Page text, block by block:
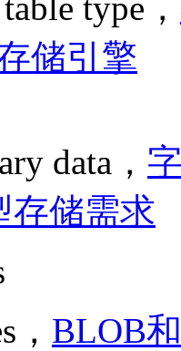
储引擎
data，
存储需求
BLOB